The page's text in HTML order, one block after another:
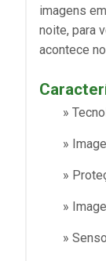
imagens
noite, para
acontece
»
»
»
»
»